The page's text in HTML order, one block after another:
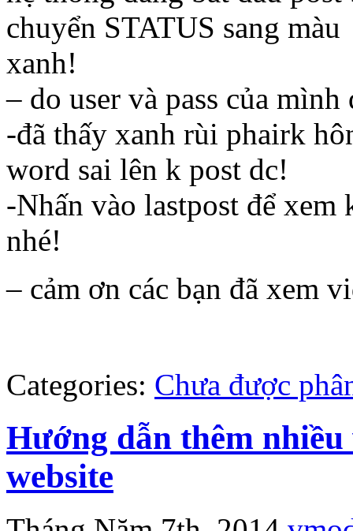
chuyển STATUS sang màu
xanh!
– do user và pass của
-đã thấy xanh rùi phairk
word sai lên k post dc!
-Nhấn vào lastpost để
nhé!
– cảm ơn các bạn đã xem
Categories: Chưa được
Hướng dẫn thêm
website